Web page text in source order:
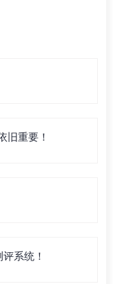
旧重要！
系统！